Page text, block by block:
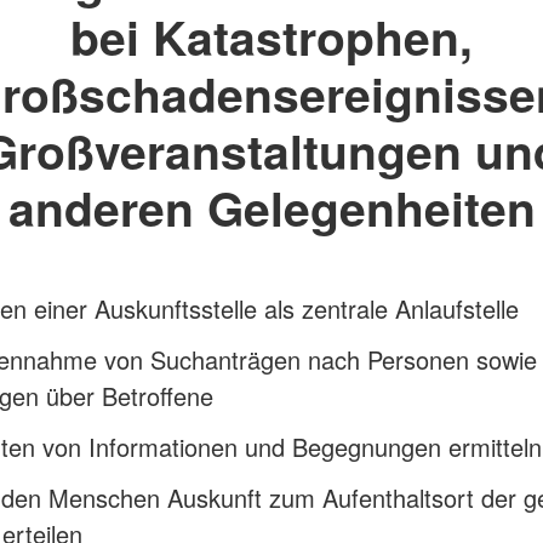
bei Katastrophen,
anderen Gelegenheiten
einer Auskunftsstelle als zentrale Anlaufstelle
von Suchanträgen nach Personen sowie
über Betroffene
von Informationen und Begegnungen ermitteln
Menschen Auskunft zum Aufenthaltsort der